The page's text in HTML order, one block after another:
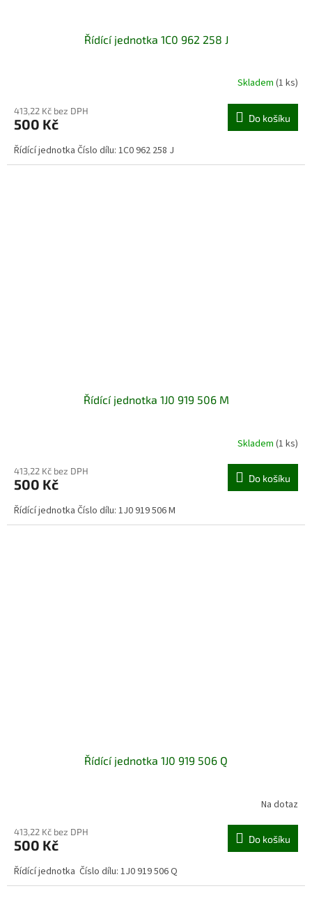
Řídící jednotka 1C0 962 258 J
Skladem (1 ks)
413,22 Kč bez DPH
500 Kč Do košíku
Řídící jednotka Číslo dílu: 1C0 962 258 J
Řídící jednotka 1J0 919 506 M
Skladem (1 ks)
413,22 Kč bez DPH
500 Kč Do košíku
Řídící jednotka Číslo dílu: 1J0 919 506 M
Řídící jednotka 1J0 919 506 Q
Na dotaz
413,22 Kč bez DPH
500 Kč Do košíku
Řídící jednotka Číslo dílu: 1J0 919 506 Q